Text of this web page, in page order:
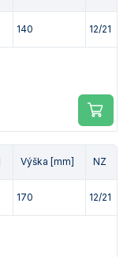
140 12/21
Výška [mm] NZ
170 12/21